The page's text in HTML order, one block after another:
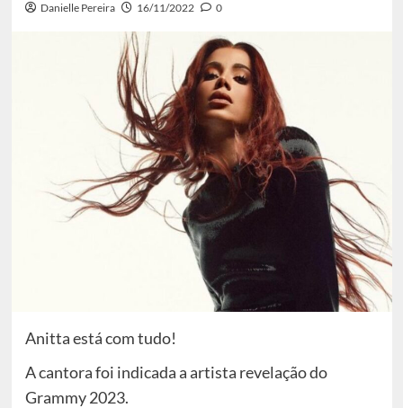
Danielle Pereira 16/11/2022 0
Anitta está com tudo!
A cantora foi indicada a artista revelação do
Grammy 2023.